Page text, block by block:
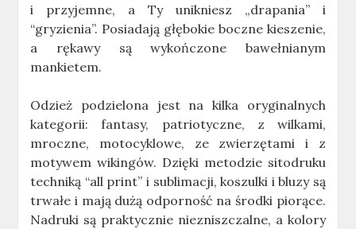
i przyjemne, a Ty unikniesz „drapania” i
“gryzienia”. Posiadają głębokie boczne kieszenie,
a rękawy są wykończone bawełnianym
mankietem.
Odzież podzielona jest na kilka oryginalnych
kategorii: fantasy, patriotyczne, z wilkami,
mroczne, motocyklowe, ze zwierzętami i z
motywem wikingów. Dzięki metodzie sitodruku
techniką “all print” i sublimacji, koszulki i bluzy są
trwałe i mają dużą odporność na środki piorące.
Nadruki są praktycznie niezniszczalne, a kolory